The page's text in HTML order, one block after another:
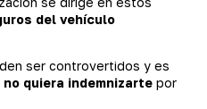
del vehículo
ser controvertidos y es
quiera indemnizarte por